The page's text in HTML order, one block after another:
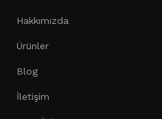
Hakkımızda
Ürünler
Blog
İletişim